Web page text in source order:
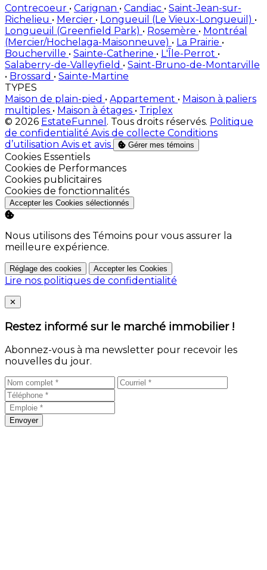
Contrecoeur • Carignan • Candiac • Saint-Jean-sur-
Richelieu • Mercier • Longueuil (Le Vieux-Longueuil) •
Longueuil (Greenfield Park) • Rosemère • Montréal
(Mercier/Hochelaga-Maisonneuve) • La Prairie •
Boucherville • Sainte-Catherine • L'Île-Perrot •
Salaberry-de-Valleyfield • Saint-Bruno-de-Montarville
• Brossard • Sainte-Martine
TYPES
Maison de plain-pied • Appartement • Maison à paliers
multiples • Maison à étages • Triplex
© 2026 EstateFunnel . Tous droits réservés. Politique
de confidentialité Avis de collecte Conditions
d’utilisation Avis et avis Gérer mes témoins
Activer
Cookies Essentiels
Activer
Cookies de Performances
Activer
Cookies publicitaires
Activer
Cookies de fonctionnalités
Accepter les Cookies sélectionnés
Nous utilisons des Témoins pour vous assurer la
meilleure expérience.
Réglage des cookies Accepter les Cookies
Lire nos politiques de confidentialité
Close
✕
Restez informé sur le marché immobilier !
Abonnez-vous à ma newsletter pour recevoir les
nouvelles du jour.
Envoyer